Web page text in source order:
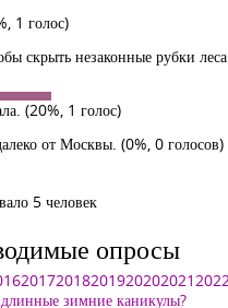
1 голос)
скрыть незаконные рубки
(20%, 1 голос)
от Москвы. (0%, 0 голосов)
5 человек
опросы
20172018201920202021
зимние каникулы?